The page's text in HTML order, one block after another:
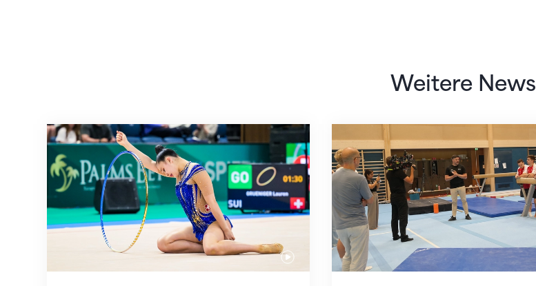
Weitere News
Nächster Halt: Weltmeisterschaft Mit klaren Zielen nach Zagreb